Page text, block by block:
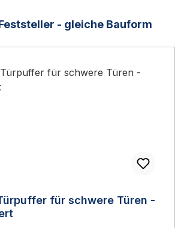
- gleiche Bauform
für schwere Türen -